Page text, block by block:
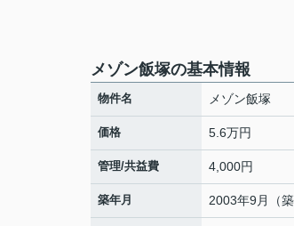
メゾン飯塚の基本情報
物件名 メゾン飯塚
価格 5.6万円
管理/共益費 4,000円
築年月 2003年9月（築